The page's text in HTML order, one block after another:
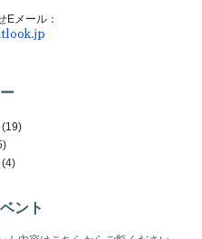
Eメール：
(19)
(4)
ント